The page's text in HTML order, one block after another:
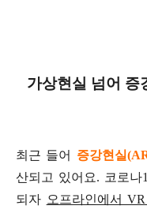
가상현실 넘어
최근 들어 증강현실
산되고 있어요. 코로나
되자 오프라인에서